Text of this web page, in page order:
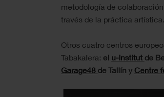
metodología de
través de la práctica artística.
Otros cuatro centros
Tabakalera: el u-Institut de
Garage48 de Tallín y Centre